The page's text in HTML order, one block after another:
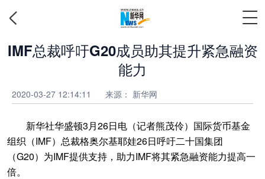
IMF总裁呼吁G20成员助其提升紧急融资
能力
2020-03-27 12:14:11 来源： 新华网
新华社华盛顿3月26日电（记者熊茂伶）国际货币基金
组织（IMF）总裁格奥尔基耶娃26日呼吁二十国集团
（G20）为IMF提供支持，助力IMF将其紧急融资能力提高一
倍。